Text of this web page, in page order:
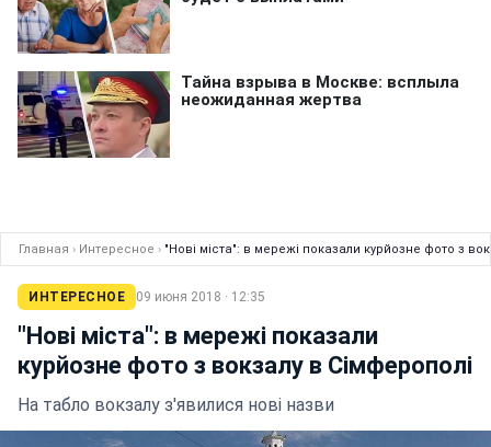
Главная › Интересное › "Нові міста": в мережі показали курйозне фото з
ИНТЕРЕСНОЕ 09 июня 2018 · 12:35
"Нові міста": в мережі показали
курйозне фото з вокзалу в Сімферополі
На табло вокзалу з'явилися нові назви